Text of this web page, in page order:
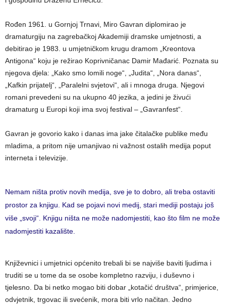
Rođen 1961. u Gornjoj Trnavi, Miro Gavran diplomirao je
dramaturgiju na zagrebačkoj Akademiji dramske umjetnosti, a
debitirao je 1983. u umjetničkom krugu dramom „Kreontova
Antigona“ koju je režirao Koprivničanac Damir Mađarić. Poznata su
njegova djela: „Kako smo lomili noge“, „Judita“, „Nora danas“,
„Kafkin prijatelj“, „Paralelni svjetovi“, ali i mnoga druga. Njegovi
romani prevedeni su na ukupno 40 jezika, a jedini je živući
dramaturg u Europi koji ima svoj festival – „Gavranfest“.
Gavran je govorio kako i danas ima jake čitalačke publike među
mladima, a pritom nije umanjivao ni važnost ostalih medija poput
interneta i televizije.
Nemam ništa protiv novih medija, sve je to dobro, ali treba ostaviti
prostor za knjigu. Kad se pojavi novi medij, stari mediji postaju još
više „svoji“. Knjigu ništa ne može nadomjestiti, kao što film ne može
nadomjestiti kazalište.
Književnici i umjetnici općenito trebali bi se najviše baviti ljudima i
truditi se u tome da se osobe kompletno razviju, i duševno i
tjelesno. Da bi netko mogao biti dobar „kotačić društva“, primjerice,
odvjetnik, trgovac ili svećenik, mora biti vrlo načitan. Jedno